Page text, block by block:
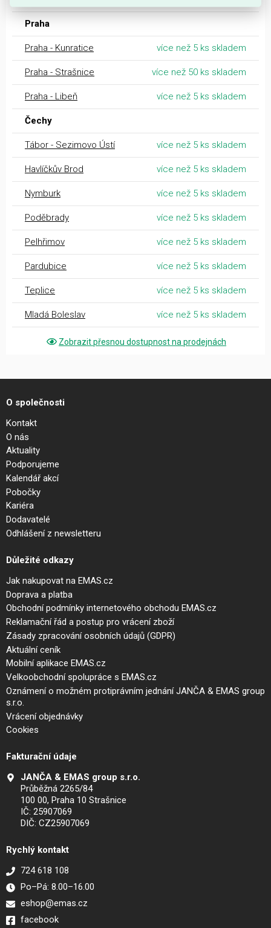
Praha
Praha - Kunratice více než 5 ks skladem
Praha - Strašnice více než 50 ks skladem
Praha - Libeň více než 5 ks skladem
Čechy
Tábor - Sezimovo Ústí více než 5 ks skladem
Havlíčkův Brod více než 5 ks skladem
Nymburk více než 5 ks skladem
Poděbrady více než 5 ks skladem
Pelhřimov více než 5 ks skladem
Pardubice více než 5 ks skladem
Teplice více než 5 ks skladem
Mladá Boleslav více než 5 ks skladem
Zobrazit přesnou dostupnost na prodejnách
O společnosti
Kontakt
O nás
Aktuality
Podporujeme
Kalendář akcí
Pobočky
Kariéra
Dodavatelé
Odhlášení z newsletteru
Důležité odkazy
Jak nakupovat na EMAS.cz
Doprava a platba
Obchodní podmínky internetového obchodu EMAS.cz
Reklamační řád a postup pro vrácení zboží
Zásady zpracování osobních údajů (GDPR)
Aktuální ceník
Mobilní aplikace EMAS.cz
Velkoobchodní spolupráce s EMAS.cz
Oznámení o možném protiprávním jednání JANČA & EMAS group
s.r.o.
Vrácení objednávky
Cookies
Fakturační údaje
JANČA & EMAS group s.r.o.
Průběžná 2265/84
100 00, Praha 10 Strašnice
IČ: 25907069
DIČ: CZ25907069
Rychlý kontakt
724 618 108
Po–Pá: 8.00–16.00
eshop@emas.cz
facebook